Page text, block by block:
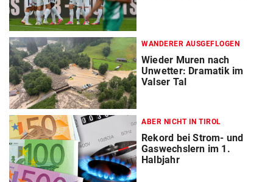
WANDERER AUSGEFLOGEN
Wieder Muren nach
Unwetter: Dramatik im
Valser Tal
ABER NICHT IN TIROL
Rekord bei Strom- und
Gaswechslern im 1.
Halbjahr